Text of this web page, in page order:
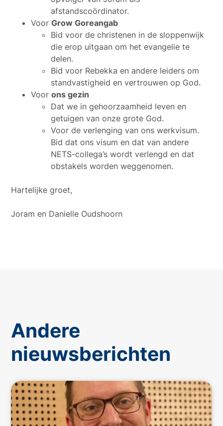
afstandscoördinator.
VoorGrow Goreangab
Bid voor de christenen in de sloppenwijk
die erop uitgaan om het evangelie te
delen.
Bid voor Rebekka en andere leiders om
standvastigheid en vertrouwen op God.
Voorons gezin
Dat we in gehoorzaamheid leven en
getuigen van onze grote God.
Voor de verlenging van ons werkvisum.
Bid dat ons visum en dat van andere
NETS-collega’s wordt verlengd en dat
obstakels worden weggenomen.
Hartelijke groet,
Joram en Danielle Oudshoorn
Andere
nieuwsberichten